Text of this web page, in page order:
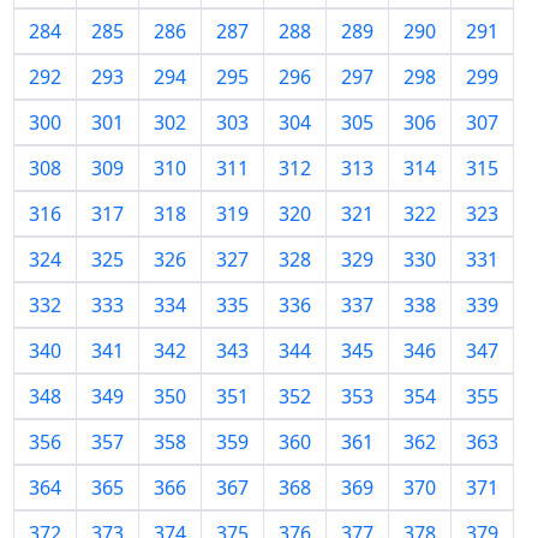
284 285 286 287 288 289 290
291
292
293 294 295 296 297 298
299
300
301 302 303 304 305 306
307
308
309 310 311 312 313 314
315
316
317 318 319 320 321 322
323
324
325 326 327 328 329 330
331
332
333 334 335 336 337 338
339
340
341 342 343 344 345 346
347
348
349 350 351 352 353 354
355
356
357 358 359 360 361 362
363
364
365 366 367 368 369 370
371